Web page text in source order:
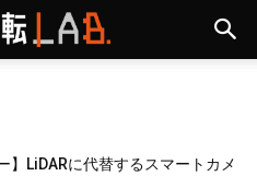
】LiDARに代替するスマートカメ